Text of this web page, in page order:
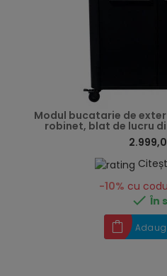
Modul bucatarie de
robinet, blat de lucru
-10% cu
 În